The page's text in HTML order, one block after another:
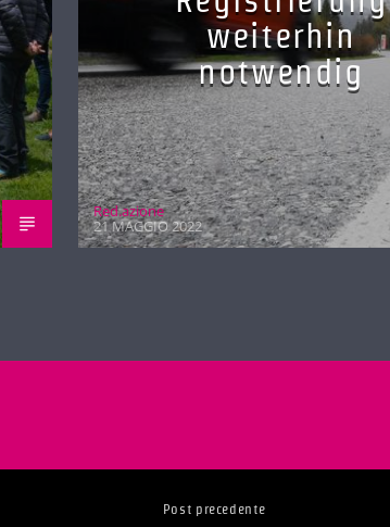
weiterhin
notwendig
Red.azione
21 MAGGIO 2022
Post precedente